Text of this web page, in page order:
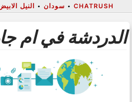
CHATRUSH
• سودان • النيل
الدردشة في ام